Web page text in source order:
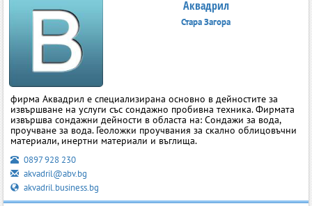
Аквадрил
Стара Загора
фирма Аквадрил е специализирана основно в дейностите за
извършване на услуги със сондажно пробивна техника. Фирмата
извършва сондажни дейности в областа на: Сондажи за вода,
проучване за вода. Геоложки проучвания за скално облицовъчни
материали, инертни материали и въглища.
0897 928 230
akvadril@abv.bg
akvadril.business.bg